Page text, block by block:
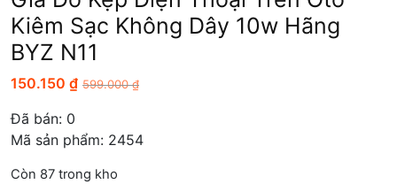
Kiêm Sạc Không Dây 10w Hãng
BYZ N11
150.150 ₫ 599.000₫
Đã bán: 0
Mã sản phẩm: 2454
Còn 87 trong kho